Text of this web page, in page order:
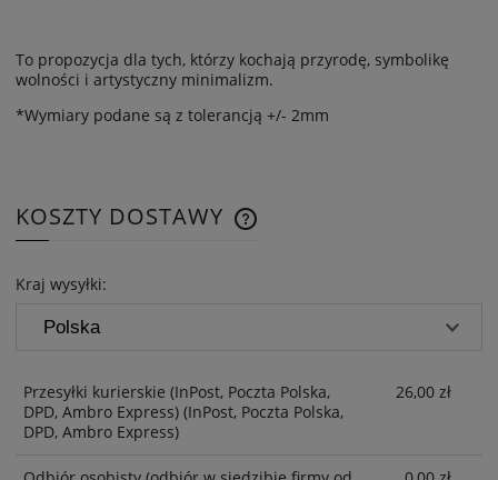
To propozycja dla tych, którzy kochają przyrodę, symbolikę
wolności i artystyczny minimalizm.
*Wymiary podane są z tolerancją +/- 2mm
KOSZTY DOSTAWY
Kraj wysyłki:
Przesyłki kurierskie (InPost, Poczta Polska,
DPD, Ambro Express) (InPost, Poczta Polska,
DPD, Ambro Express)
26,00 zł